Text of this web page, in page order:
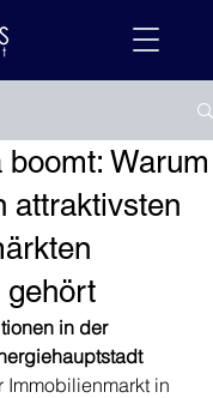
Warum
attraktivsten
gehört
in der
Immobilienmarkt in